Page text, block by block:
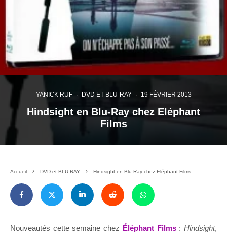
YANICK RUF · DVD ET BLU-RAY · 19 FÉVRIER 2013
Hindsight en Blu-Ray chez Eléphant
Films
Accueil DVD et BLU-RAY Hindsight en Blu-Ray chez Eléphant Films
Nouveautés cette semaine chez Éléphant Films :Hindsight,